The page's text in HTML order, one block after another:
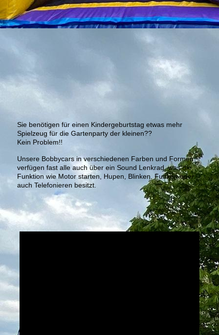
Sie benötigen für einen Kindergeburtstag etwas mehr
Spielzeug für die Gartenparty der kleinen??
Kein Problem!!
Unsere Bobbycars in verschiedenen Farben und Formen
verfügen fast alle auch über ein Sound Lenkrad, was die
Funktion wie Motor starten, Hupen, Blinken, Funken oder
auch Telefonieren besitzt.